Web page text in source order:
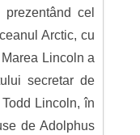
cel
Arctic, cu
Lincoln a
secretar de
Lincoln, în
de Adolphus